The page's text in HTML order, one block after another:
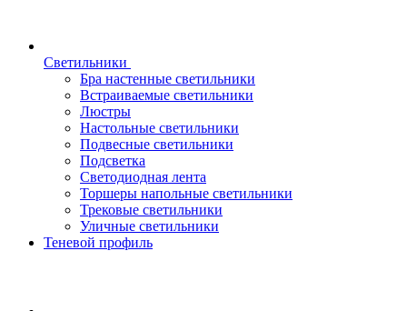
Светильники
Бра настенные светильники
Встраиваемые светильники
Люстры
Настольные светильники
Подвесные светильники
Подсветка
Светодиодная лента
Торшеры напольные светильники
Трековые светильники
Уличные светильники
Теневой профиль